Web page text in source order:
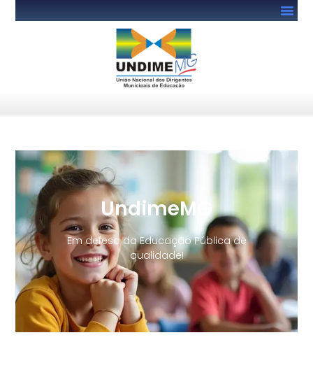
UndimeMG
Em defesa da Educação Pública de
qualidade!